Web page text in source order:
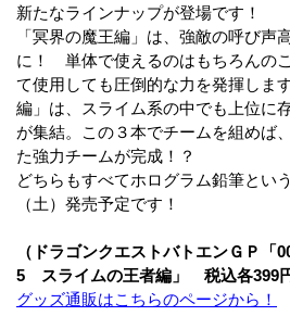
新たなラインナップが登場です！
「冥界の魔王編」は、強敵の呼び声
に！ 単体で使えるのはもちろんの
て使用しても圧倒的な力を発揮し
編」は、スライム系の中でも上位に
が集結。この３本でチームを組めば
た強力チームが完成！？
どちらもすべてホログラム鉛筆とい
（土）発売予定です！
（ドラゴンクエストバトエンＧＰ
5 スライムの王者編」 税込各399円
グッズ通販はこちらのページから！